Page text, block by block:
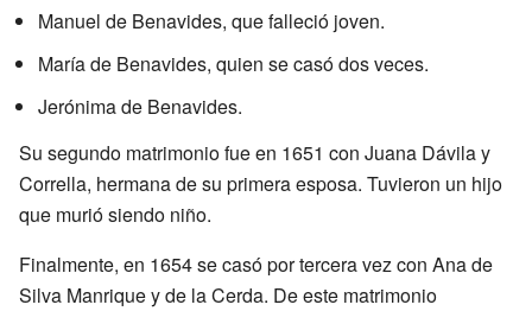
Manuel de Benavides, que falleció joven.
María de Benavides, quien se casó dos veces.
Jerónima de Benavides.
Su segundo matrimonio fue en 1651 con Juana Dávila y
Corrella, hermana de su primera esposa. Tuvieron un hijo
que murió siendo niño.
Finalmente, en 1654 se casó por tercera vez con Ana de
Silva Manrique y de la Cerda. De este matrimonio